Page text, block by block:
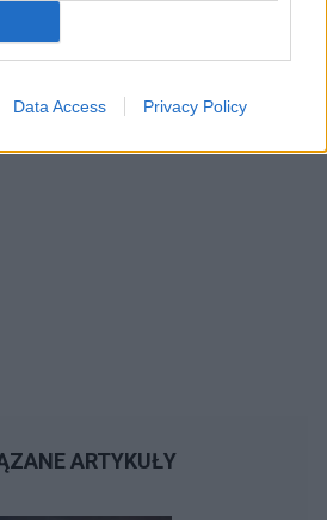
Data Access Privacy Policy
ARTYKUŁY